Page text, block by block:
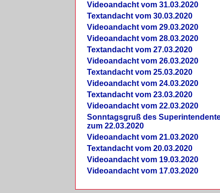
Videoandacht vom 31.03.2020
Textandacht vom 30.03.2020
Videoandacht vom 29.03.2020
Videoandacht vom 28.03.2020
Textandacht vom 27.03.2020
Videoandacht vom 26.03.2020
Textandacht vom 25.03.2020
Videoandacht vom 24.03.2020
Textandacht vom 23.03.2020
Videoandacht vom 22.03.2020
Sonntagsgruß des
zum 22.03.2020
Videoandacht vom 21.03.2020
Textandacht vom 20.03.2020
Videoandacht vom 19.03.2020
Videoandacht vom 17.03.2020